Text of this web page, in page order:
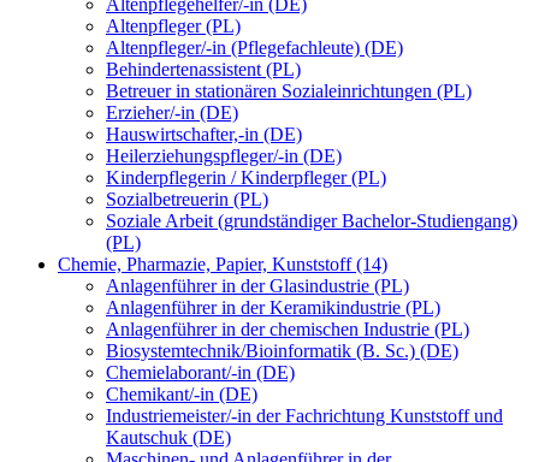
Altenpflegehelfer/-in (DE)
Altenpfleger (PL)
Altenpfleger/-in (Pflegefachleute) (DE)
Behindertenassistent (PL)
Betreuer in stationären Sozialeinrichtungen (PL)
Erzieher/-in (DE)
Hauswirtschafter,-in (DE)
Heilerziehungspfleger/-in (DE)
Kinderpflegerin / Kinderpfleger (PL)
Sozialbetreuerin (PL)
Soziale Arbeit (grundständiger Bachelor-Studiengang)
(PL)
Chemie, Pharmazie, Papier, Kunststoff (14)
Anlagenführer in der Glasindustrie (PL)
Anlagenführer in der Keramikindustrie (PL)
Anlagenführer in der chemischen Industrie (PL)
Biosystemtechnik/Bioinformatik (B. Sc.) (DE)
Chemielaborant/-in (DE)
Chemikant/-in (DE)
Industriemeister/-in der Fachrichtung Kunststoff und
Kautschuk (DE)